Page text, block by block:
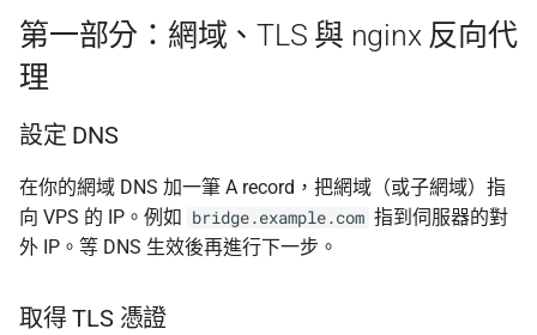
第一部分：網域、TLS 與 nginx 反向代
理
設定 DNS
在你的網域 DNS 加一筆 A record，把網域（或子網域）指
向 VPS 的 IP。例如
bridge.example.com 指到伺服器的對
外 IP。等 DNS 生效後再進行下一步。
取得 TLS 憑證